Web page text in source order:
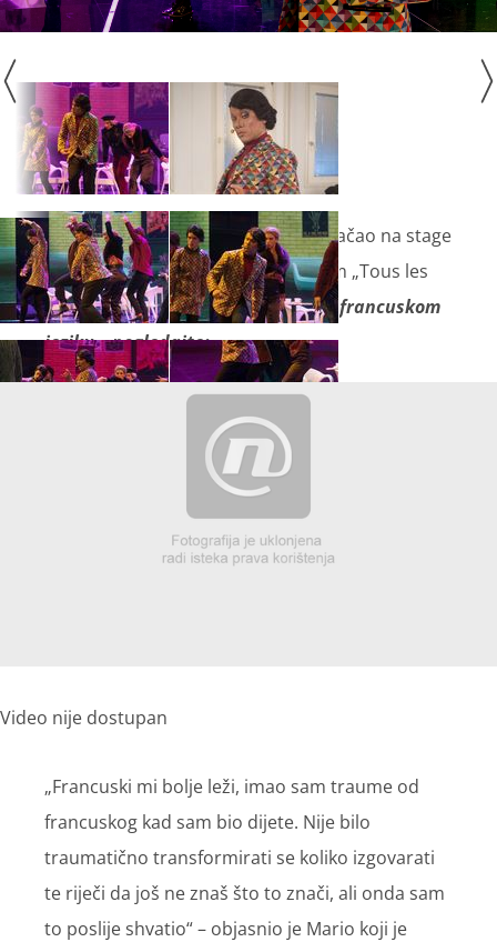
Mario Petrekovićovaj je put zakoračao na stage
kao belgijski pjevač Stromae s hitom „Tous les
memes“,priredio je pravi show na francuskom
jeziku – pogledajte:
Video nije dostupan
„Francuski mi bolje leži, imao sam traume od
francuskog kad sam bio dijete. Nije bilo
traumatično transformirati se koliko izgovarati
te riječi da još ne znaš što to znači, ali onda sam
to poslije shvatio“ – objasnio je Mario koji je